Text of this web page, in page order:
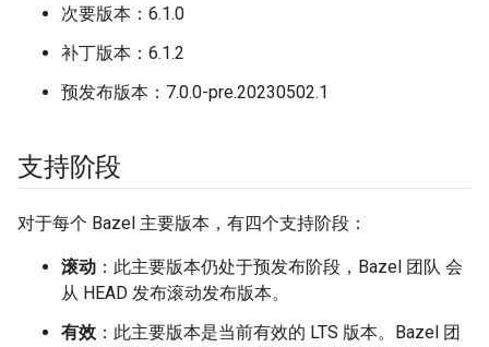
次要版本：6.1.0
补丁版本：6.1.2
预发布版本：7.0.0-pre.20230502.1
支持阶段
对于每个 Bazel 主要版本，有四个支持阶段：
滚动 ：此主要版本仍处于预发布阶段，Bazel 团队 会
从 HEAD 发布滚动发布版本。
有效 ：此主要版本是当前有效的 LTS 版本。Bazel 团